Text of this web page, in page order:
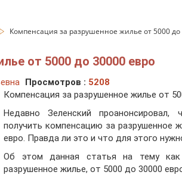
Компенсация за разрушенное жилье от 5000 до
от 5000 до 30000 евро
Просмотров : 5208
Компенсация за разрушенное жилье от
Недавно Зеленский проанонсировал,
получить компенсацию за разрушенное
евро. Правда ли это и что для этого
Об этом данная статья на тему как
разрушенное жилье, от 5000 до 30000